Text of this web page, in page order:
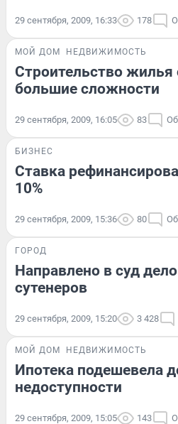
29 сентября, 2009, 16:33 178
МОЙ ДОМ НЕДВИЖИМОСТЬ
Строительство
большие сложности
29 сентября, 2009, 16:05 83
БИЗНЕС
Ставка
10%
29 сентября, 2009, 15:36 80
ГОРОД
Направлено в суд
сутенеров
29 сентября, 2009, 15:20 3 428
МОЙ ДОМ НЕДВИЖИМОСТЬ
Ипотека подешевела
недоступности
29 сентября, 2009, 15:05 143